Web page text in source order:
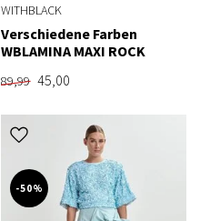
WITHBLACK
Verschiedene Farben
WBLAMINA MAXI ROCK
89,99 45,00
-50%